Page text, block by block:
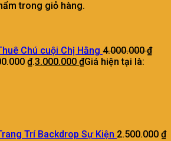
trong giỏ hàng.
Chú cuội Chị Hằng 4.000.000₫
₫.3.000.000 ₫Giá hiện tại là:
Trí Backdrop Sự Kiện 2.500.000 ₫